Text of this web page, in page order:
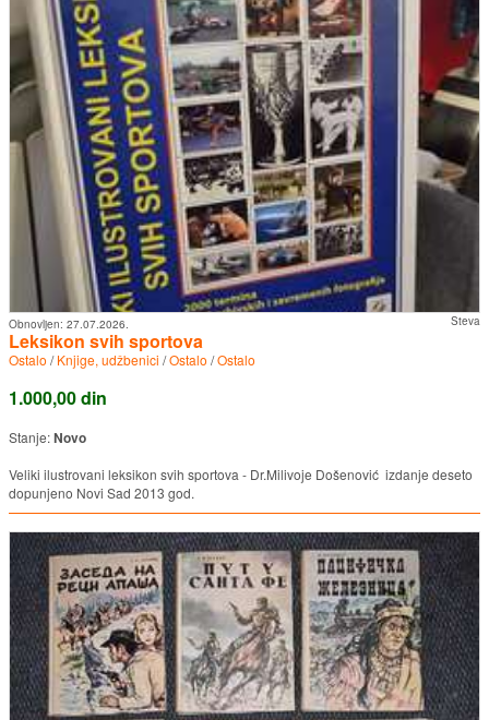
Steva
Obnovljen: 27.07.2026.
Leksikon svih sportova
Ostalo /Knjige, udžbenici /Ostalo /Ostalo
1.000,00 din
Stanje:Novo
Veliki ilustrovani leksikon svih sportova - Dr.Milivoje Došenović izdanje deseto
dopunjeno Novi Sad 2013 god.